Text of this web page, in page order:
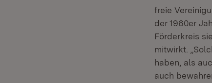
freie
der 1960er
Förderkreis
mitwirkt.
haben, als
auch